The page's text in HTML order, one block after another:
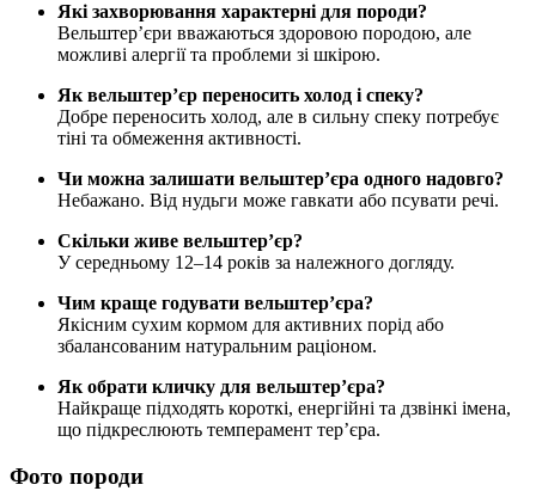
Які захворювання характерні для породи?
Вельштер’єри вважаються здоровою породою, але
можливі алергії та проблеми зі шкірою.
Як вельштер’єр переносить холод і спеку?
Добре переносить холод, але в сильну спеку потребує
тіні та обмеження активності.
Чи можна залишати вельштер’єра одного надовго?
Небажано. Від нудьги може гавкати або псувати речі.
Скільки живе вельштер’єр?
У середньому 12–14 років за належного догляду.
Чим краще годувати вельштер’єра?
Якісним сухим кормом для активних порід або
збалансованим натуральним раціоном.
Як обрати кличку для вельштер’єра?
Найкраще підходять короткі, енергійні та дзвінкі імена,
що підкреслюють темперамент тер’єра.
Фото породи